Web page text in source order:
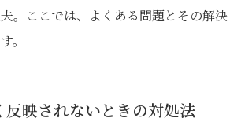
。ここでは、よくある問題とその解決
。
反映されないときの対処法